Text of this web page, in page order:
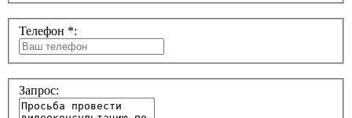
Телефон *:
Запрос: